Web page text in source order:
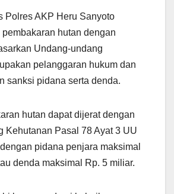
Polres AKP Heru Sanyoto
hutan dengan
Undang-undang
pelanggaran hukum dan
sanksi pidana serta denda.
hutan dapat dijerat dengan
Kehutanan Pasal 78 Ayat 3 UU
pidana penjara maksimal
denda maksimal Rp. 5 miliar.